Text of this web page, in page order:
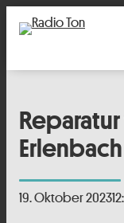
19. Oktober 2023